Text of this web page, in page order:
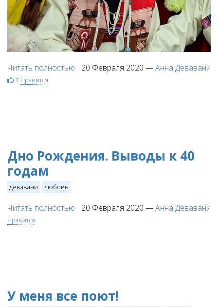
Читать полностью 20 Февраля 2020 —Анна Девавани
1 Нравится
Дно Рождения. Выводы к 40
годам
девавани любовь
Читать полностью 20 Февраля 2020 —Анна Девавани
Нравится
У меня все поют!